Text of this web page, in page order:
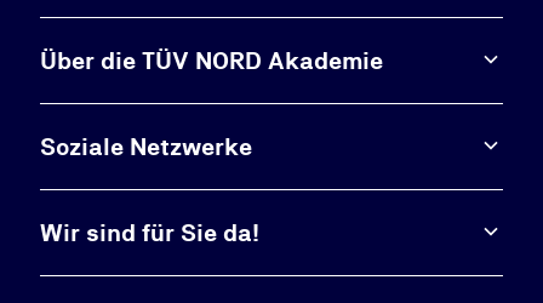
Über die TÜV NORD Akademie
Soziale Netzwerke
Wir sind für Sie da!